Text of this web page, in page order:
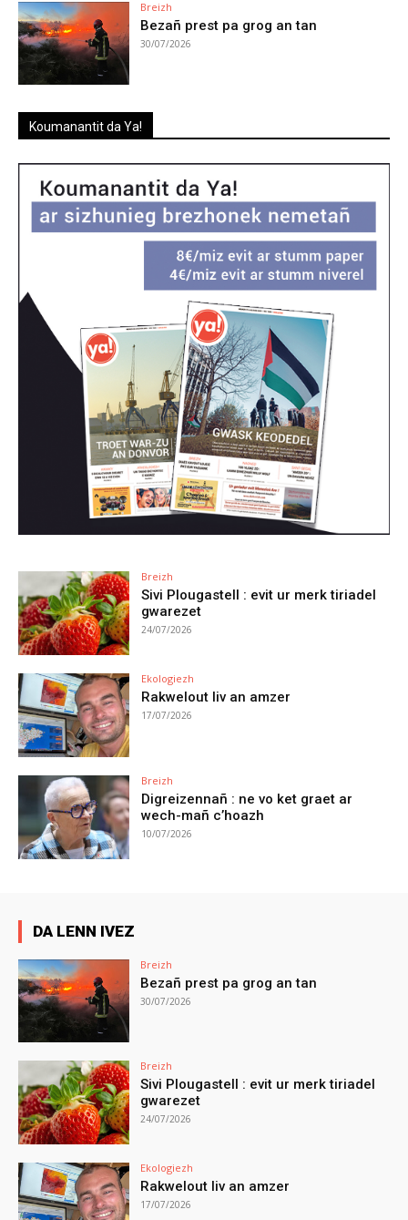
Breizh
Bezañ prest pa grog an tan
30/07/2026
Koumanantit da Ya!
Breizh
Sivi Plougastell : evit ur merk tiriadel
gwarezet
24/07/2026
Ekologiezh
Rakwelout liv an amzer
17/07/2026
Breizh
Digreizennañ : ne vo ket graet ar
wech-mañ c’hoazh
10/07/2026
DA LENN IVEZ
Breizh
Bezañ prest pa grog an tan
30/07/2026
Breizh
Sivi Plougastell : evit ur merk tiriadel
gwarezet
24/07/2026
Ekologiezh
Rakwelout liv an amzer
17/07/2026